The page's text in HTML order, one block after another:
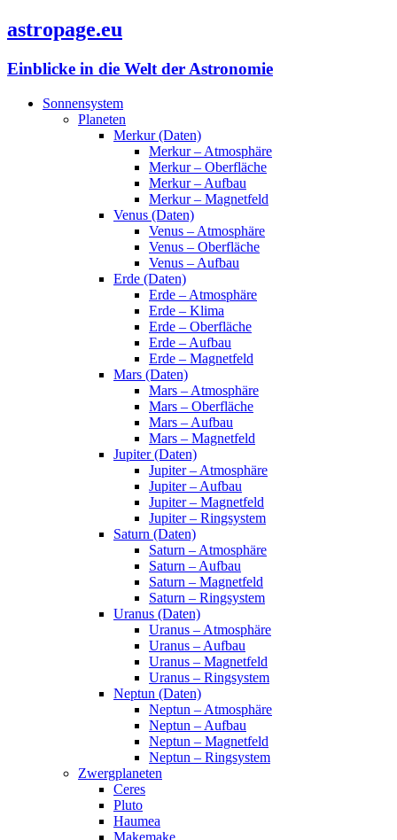
astropage.eu
Einblicke in die Welt der Astronomie
Sonnensystem
Planeten
Merkur (Daten)
Merkur – Atmosphäre
Merkur – Oberfläche
Merkur – Aufbau
Merkur – Magnetfeld
Venus (Daten)
Venus – Atmosphäre
Venus – Oberfläche
Venus – Aufbau
Erde (Daten)
Erde – Atmosphäre
Erde – Klima
Erde – Oberfläche
Erde – Aufbau
Erde – Magnetfeld
Mars (Daten)
Mars – Atmosphäre
Mars – Oberfläche
Mars – Aufbau
Mars – Magnetfeld
Jupiter (Daten)
Jupiter – Atmosphäre
Jupiter – Aufbau
Jupiter – Magnetfeld
Jupiter – Ringsystem
Saturn (Daten)
Saturn – Atmosphäre
Saturn – Aufbau
Saturn – Magnetfeld
Saturn – Ringsystem
Uranus (Daten)
Uranus – Atmosphäre
Uranus – Aufbau
Uranus – Magnetfeld
Uranus – Ringsystem
Neptun (Daten)
Neptun – Atmosphäre
Neptun – Aufbau
Neptun – Magnetfeld
Neptun – Ringsystem
Zwergplaneten
Ceres
Pluto
Haumea
Makemake